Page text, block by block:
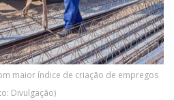
maior índice de criação de empregos
Divulgação)